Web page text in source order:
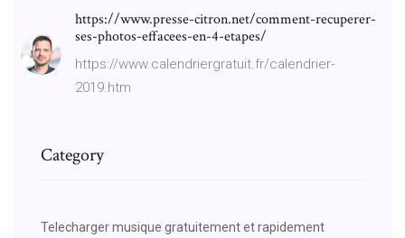
https://www.presse-citron.net/comment-recuperer-
ses-photos-effacees-en-4-etapes/
https://www.calendriergratuit.fr/calendrier-
2019.htm
Category
Telecharger musique gratuitement et rapidement